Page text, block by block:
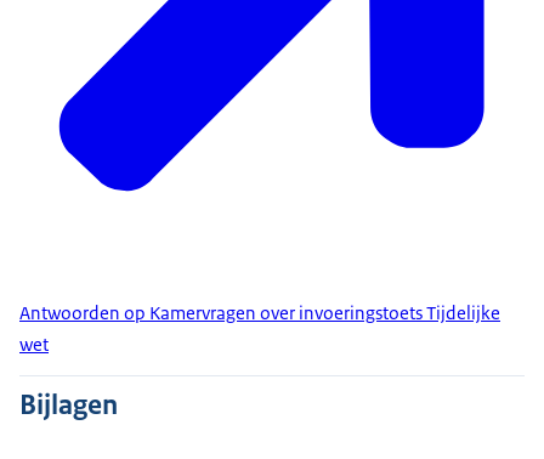
Antwoorden op Kamervragen over invoeringstoets Tijdelijke
wet
Bijlagen